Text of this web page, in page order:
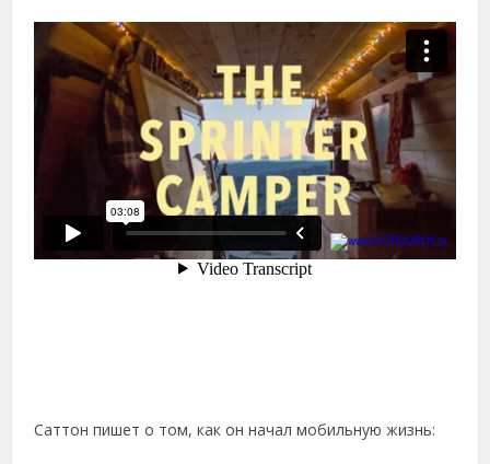
Саттон пишет о том, как он начал мобильную жизнь: